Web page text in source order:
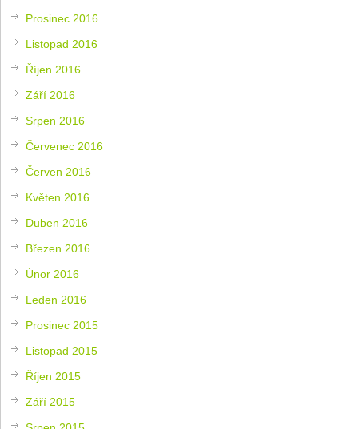
Prosinec 2016
Listopad 2016
Říjen 2016
Září 2016
Srpen 2016
Červenec 2016
Červen 2016
Květen 2016
Duben 2016
Březen 2016
Únor 2016
Leden 2016
Prosinec 2015
Listopad 2015
Říjen 2015
Září 2015